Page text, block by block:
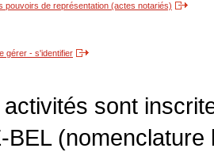
pouvoirs de représentation (actes notariés)
gérer - s'identifier
activités sont
BEL